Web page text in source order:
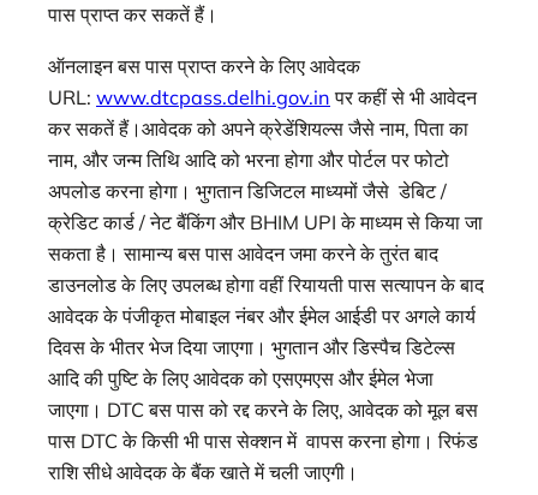
पास प्राप्त कर सकतें हैं।
ऑनलाइन बस पास प्राप्त करने के लिए आवेदक
URL: www.dtcpass.delhi.gov.in पर कहीं से भी आवेदन
कर सकतें हैं।आवेदक को अपने क्रेडेंशियल्स जैसे नाम, पिता का
नाम, और जन्म तिथि आदि को भरना होगा और पोर्टल पर फोटो
अपलोड करना होगा। भुगतान डिजिटल माध्यमों जैसे डेबिट /
क्रेडिट कार्ड / नेट बैंकिंग और BHIM UPI के माध्यम से किया जा
सकता है। सामान्य बस पास आवेदन जमा करने के तुरंत बाद
डाउनलोड के लिए उपलब्ध होगा वहीं रियायती पास सत्यापन के बाद
आवेदक के पंजीकृत मोबाइल नंबर और ईमेल आईडी पर अगले कार्य
दिवस के भीतर भेज दिया जाएगा। भुगतान और डिस्पैच डिटेल्स
आदि की पुष्टि के लिए आवेदक को एसएमएस और ईमेल भेजा
जाएगा। DTC बस पास को रद्द करने के लिए, आवेदक को मूल बस
पास DTC के किसी भी पास सेक्शन में वापस करना होगा। रिफंड
राशि सीधे आवेदक के बैंक खाते में चली जाएगी।